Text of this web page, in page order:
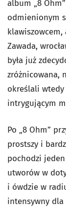
album „8
odmienionym
klawiszowcem,
Zawada,
była już
zróżnicowana,
określali wtedy
intrygującym
Po „8 Ohm”
prostszy i
pochodzi
utworów w
i ówdzie w
intensywny dla